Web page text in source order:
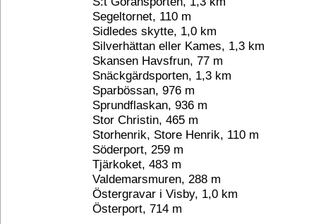
Segeltornet, 110 m
Sidledes skytte, 1,0 km
Silverhättan eller Kames, 1,3 km
Skansen Havsfrun, 77 m
Snäckgärdsporten, 1,3 km
Sparbössan, 976 m
Sprundflaskan, 936 m
Stor Christin, 465 m
Storhenrik, Store Henrik, 110 m
Söderport, 259 m
Tjärkoket, 483 m
Valdemarsmuren, 288 m
Östergravar i Visby, 1,0 km
Österport, 714 m